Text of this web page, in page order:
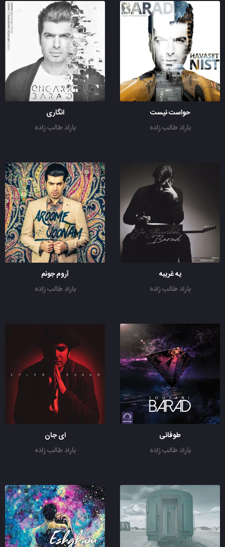
حواست نیست
باراد طالب زاده
انگاری
باراد طالب زاده
یه غریبه
باراد طالب زاده
آروم جونم
باراد طالب زاده
طوفانی
باراد طالب زاده
ای جان
باراد طالب زاده